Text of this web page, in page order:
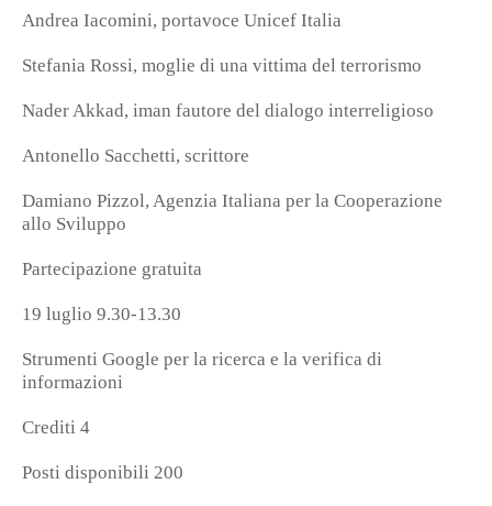
Andrea Iacomini, portavoce Unicef Italia
Stefania Rossi, moglie di una vittima del terrorismo
Nader Akkad, iman fautore del dialogo interreligioso
Antonello Sacchetti, scrittore
Damiano Pizzol, Agenzia Italiana per la Cooperazione
allo Sviluppo
Partecipazione gratuita
19 luglio 9.30-13.30
Strumenti Google per la ricerca e la verifica di
informazioni
Crediti 4
Posti disponibili 200